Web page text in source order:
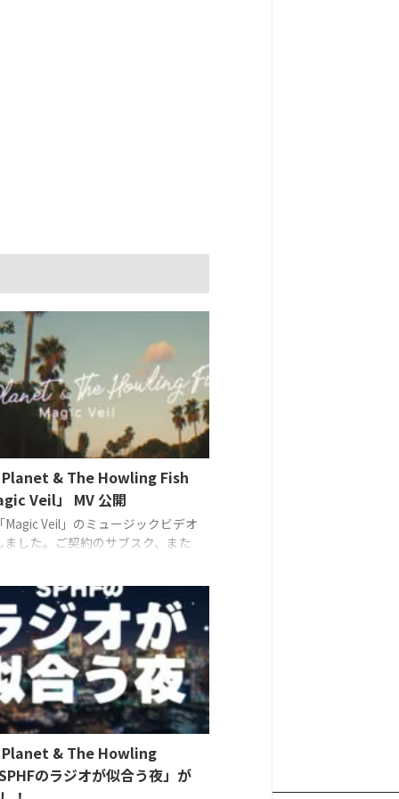
& The Howling Fish
Veil」 MV 公開
Magic Veil」のミュージックビデオ
ました。ご契約のサブスク、また
、YouTube Musicなどの主要
オ配信ストア、ならびに
。
& The Howling
のラジオが似合う夜」が